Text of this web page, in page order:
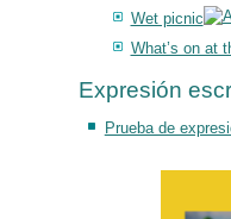
Wet picnic
What’s on at
Expresión
Prueba de